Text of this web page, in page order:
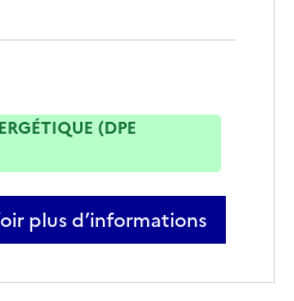
(DPE
plus d’informations
nicolas baldet